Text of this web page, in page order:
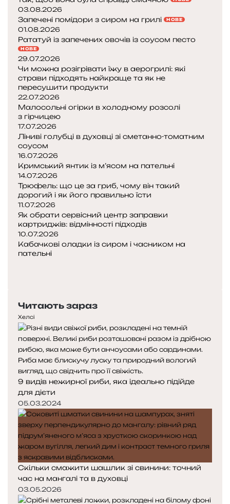
03.08.2026
Запечені помідори з сиром на грилі НОВЕ
01.08.2026
Рататуй із запечених овочів із соусом песто
НОВЕ
29.07.2026
Чи можна розігрівати їжу в аерогрилі: які
страви підходять найкраще та як не
пересушити продукти
22.07.2026
Малосольні огірки в холодному розсолі
з гірчицею
17.07.2026
Ліниві голубці в духовці зі сметанно-томатним
соусом
16.07.2026
Кримський янтик із м’ясом на пательні
14.07.2026
Трюфель: що це за гриб, чому він такий
дорогий і як його правильно їсти
11.07.2026
Як обрати сервісний центр заправки
картриджів: відмінності підходів
10.07.2026
Кабачкові оладки із сиром і часником на
пательні
Читають зараз
Хелсі
9 видів нежирної риби, яка ідеально підійде
для дієти
05.03.2024
Скільки смажити шашлик зі свинини: точний
час на мангалі та в духовці
03.05.2026